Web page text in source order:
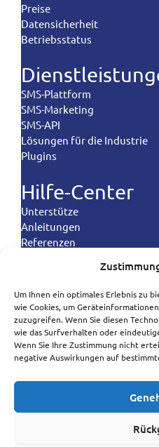
Um Ihnen ein optimales Erlebnis zu
wie Cookies, um
zuzugreifen. Wenn Sie diesen
wie das Surfverhalten oder
Wenn Sie Ihre Zustimmung nicht
negative Auswirkungen auf
Preise
Datensicherheit
Betriebsstatus
SMS-Plattform
SMS-Marketing
SMS-API
Lösungen für die Industrie
Plugins
Hilfe-Center
Unterstütze
Anleitungen
Referenzen
Politik
Bedingungen und
Datenschutzrichtlinie
Politik der
Cookie-Richtlinie
SureSMS ApS |
CVR: 33263104 | (+45) 50